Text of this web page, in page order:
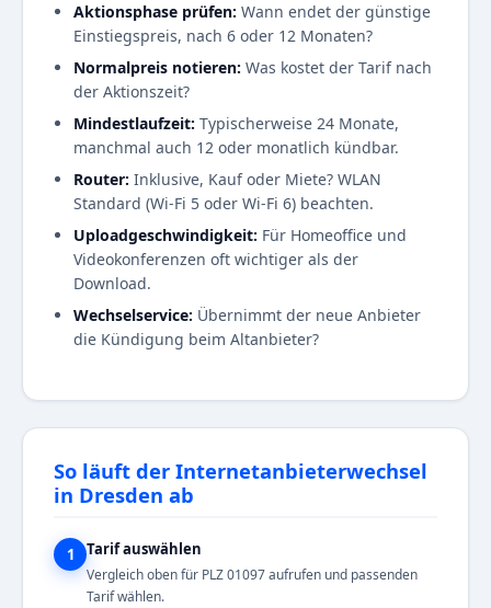
Aktionsphase prüfen: Wann endet der günstige
Einstiegspreis, nach 6 oder 12 Monaten?
Normalpreis notieren: Was kostet der Tarif nach
der Aktionszeit?
Mindestlaufzeit: Typischerweise 24 Monate,
manchmal auch 12 oder monatlich kündbar.
Router: Inklusive, Kauf oder Miete? WLAN
Standard (Wi-Fi 5 oder Wi-Fi 6) beachten.
Uploadgeschwindigkeit: Für Homeoffice und
Videokonferenzen oft wichtiger als der
Download.
Wechselservice: Übernimmt der neue Anbieter
die Kündigung beim Altanbieter?
So läuft der Internetanbieterwechsel
in Dresden ab
1 Tarif auswählen
Vergleich oben für PLZ 01097 aufrufen und passenden
Tarif wählen.